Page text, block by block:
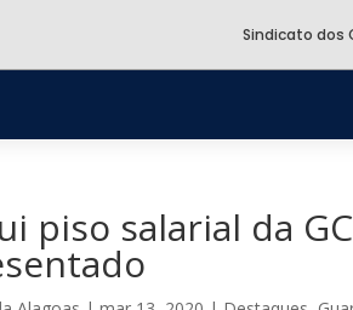
Sindicato dos
piso salarial da